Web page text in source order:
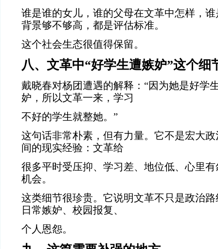
谁是谁的女儿，谁的父母在文革中怎样，
背景够不够高，都是评估标准。
这个社会生态很值得保留。
八、文革中“好学生遭嫉妒”这个细
戴晓春对杨团遭遇的解释：“因为她是好学
妒，所以文革一来，学习
不好的学生就整她。”
这句话非常朴素，但有力量。它不是宏大
间的现实经验：文革给
很多平时受压抑、学习差、地位低、心里
机会。
这类细节很珍贵。它说明文革不只是政治
日常嫉妒、校园报复、
个人恩怨。